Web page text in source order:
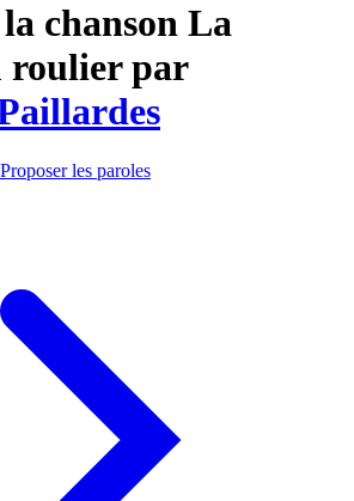
chanson La
roulier par
les paroles